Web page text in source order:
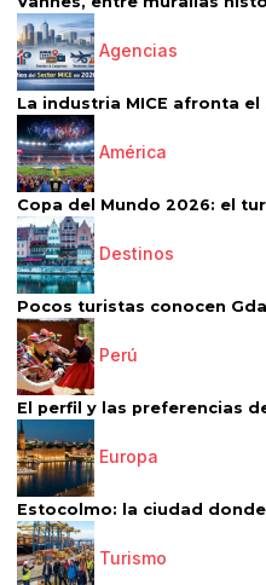
Agencias
La industria MICE afronta
América
Copa del Mundo 2026: el
Destinos
Pocos turistas conocen
Perú
El perfil y las preferencias
Europa
Estocolmo: la ciudad
Turismo